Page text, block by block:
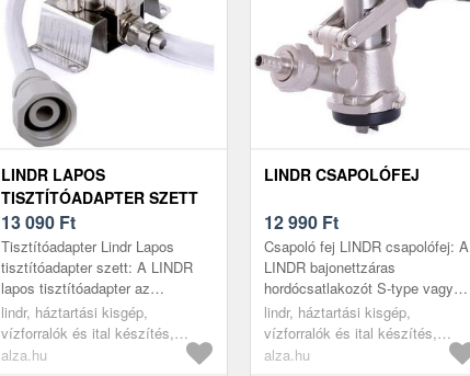
LINDR LAPOS
TISZTÍTÓADAPTER SZETT
13 090 Ft
Tisztítóadapter Lindr Lapos
tisztítóadapter szett: A LINDR
lapos tisztítóadapter az
italkimérő berendezés
víznyomással történő tisztítására
szolgál...
lindr, háztartási kisgép,
vízforralók és ital készítés,
sörcsapok, tartozékok
alza.hu
LINDR CSAPOLÓFEJ
12 990 Ft
Csapoló fej LINDR csapolófej: A
LINDR bajonettzáras
hordócsatlakozót S-type vagy
Korb néven is emlegetik, és
KEG-hordók csapolására,
valamint a sör...
lindr, háztartási kisgép,
vízforralók és ital készítés,
sörcsapok, tartozékok
alza.hu